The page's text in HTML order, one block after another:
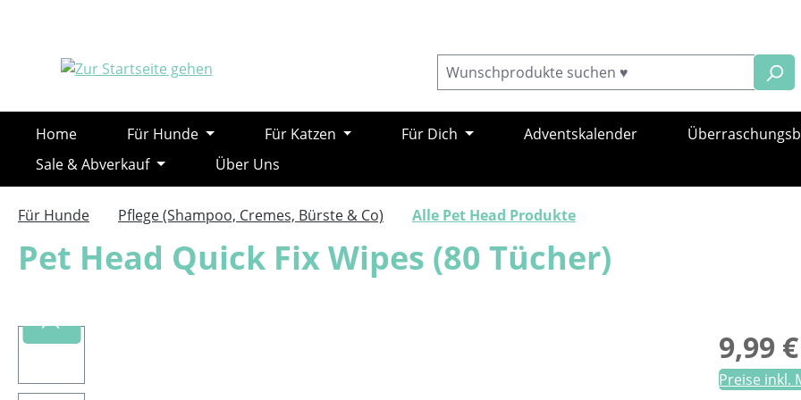
Home Für Hunde Für Katzen Für Dich Adventskalender
Sale & Abverkauf
Über Uns
Für Hunde Pflege (Shampoo, Cremes, Bürste & Co) Alle Pet Head Produkte
Pet Head Quick Fix Wipes (80 Tücher)
Bildergalerie überspringen Regulärer
9,99 €
Preise inkl.